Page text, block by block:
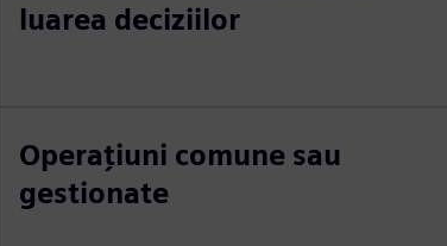
luarea deciziilor
Operațiuni comune sau
gestionate